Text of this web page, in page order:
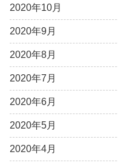
2020年10月
2020年9月
2020年8月
2020年7月
2020年6月
2020年5月
2020年4月